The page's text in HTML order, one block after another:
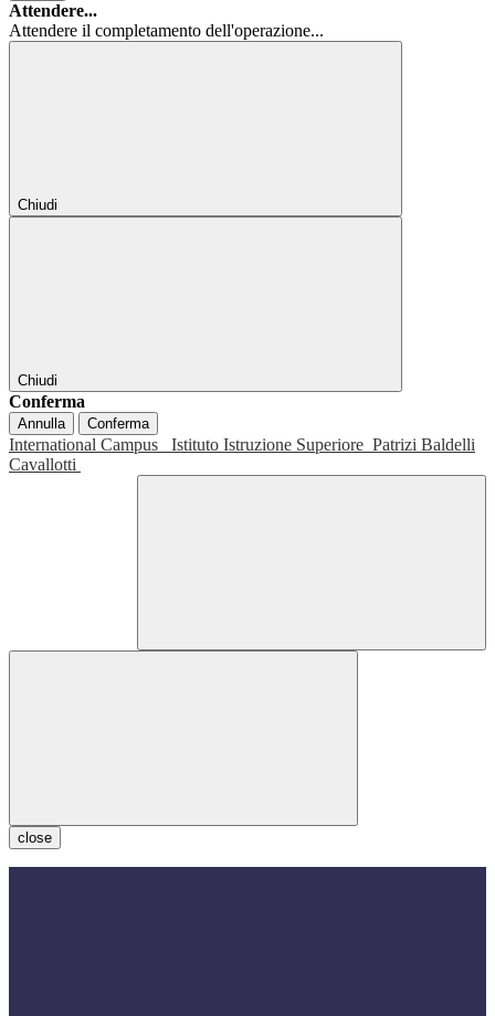
Attendere...
Attendere il completamento dell'operazione...
Chiudi
Chiudi
Conferma
Annulla Conferma
International Campus Istituto Istruzione Superiore Patrizi Baldelli
Cavallotti
close